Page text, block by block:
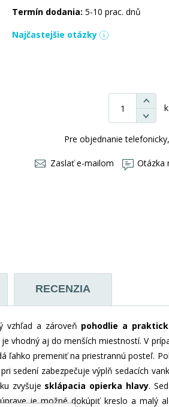
Termín dodania: 5-10 prac. dnů
Najčastejšie otázky
Pre objednanie
Zaslať e-mailom Otázka
RECENZIA
vzhľad a zároveň pohodlie a
vhodný aj do menších miestností. V
ľahko premeniť na priestrannú posteľ.
sedení zabezpečuje výplň sedacích
zvyšuje sklápacia opierka hlavy.
je možné dokúpiť kreslo a malý